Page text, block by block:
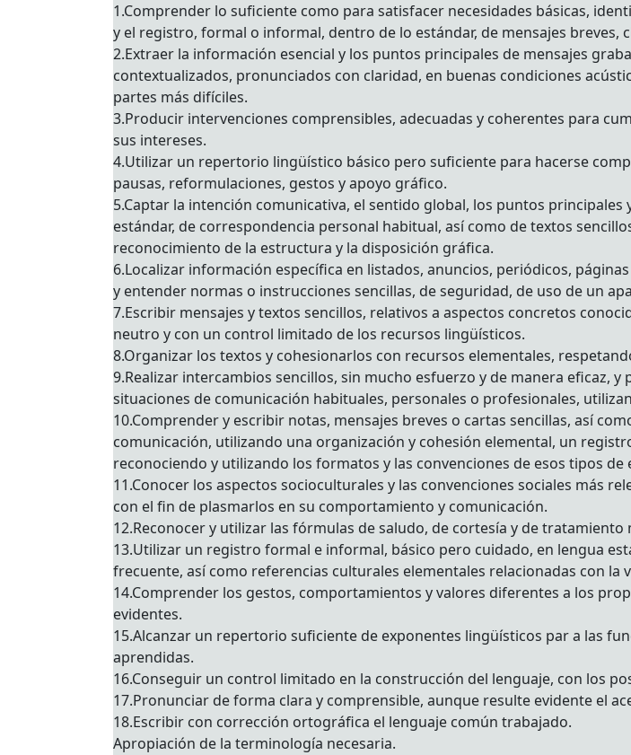
1.Comprender lo suficiente como para satisfacer necesidades básicas,
y el registro, formal o informal, dentro de lo estándar, de mensajes breves,
2.Extraer la información esencial y los puntos principales de mensajes
contextualizados, pronunciados con claridad, en buenas condiciones
partes más difíciles.
3.Producir intervenciones comprensibles, adecuadas y coherentes para
sus intereses.
4.Utilizar un repertorio lingüístico básico pero suficiente para hacerse
pausas, reformulaciones, gestos y apoyo gráfico.
5.Captar la intención comunicativa, el sentido global, los puntos
estándar, de correspondencia personal habitual, así como de textos
reconocimiento de la estructura y la disposición gráfica.
6.Localizar información específica en listados, anuncios, periódicos,
y entender normas o instrucciones sencillas, de seguridad, de uso de un
7.Escribir mensajes y textos sencillos, relativos a aspectos concretos
neutro y con un control limitado de los recursos lingüísticos.
8.Organizar los textos y cohesionarlos con recursos elementales,
9.Realizar intercambios sencillos, sin mucho esfuerzo y de manera eficaz,
situaciones de comunicación habituales, personales o profesionales,
10.Comprender y escribir notas, mensajes breves o cartas sencillas, así
comunicación, utilizando una organización y cohesión elemental, un
reconociendo y utilizando los formatos y las convenciones de esos tipos de
11.Conocer los aspectos socioculturales y las convenciones sociales más
con el fin de plasmarlos en su comportamiento y comunicación.
12.Reconocer y utilizar las fórmulas de saludo, de cortesía y de tratamiento
13.Utilizar un registro formal e informal, básico pero cuidado, en lengua
frecuente, así como referencias culturales elementales relacionadas con la
14.Comprender los gestos, comportamientos y valores diferentes a los
evidentes.
15.Alcanzar un repertorio suficiente de exponentes lingüísticos par a las
aprendidas.
16.Conseguir un control limitado en la construcción del lenguaje, con los
17.Pronunciar de forma clara y comprensible, aunque resulte evidente el
18.Escribir con corrección ortográfica el lenguaje común trabajado.
Apropiación de la terminología necesaria.